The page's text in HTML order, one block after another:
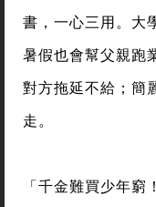
書，一心三用。大
暑假也會幫父親跑
對方拖延不給；簡
走。
「千金難買少年